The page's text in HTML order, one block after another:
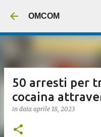
OMCOM
50 arresti per
cocaina
in data aprile 18, 2023